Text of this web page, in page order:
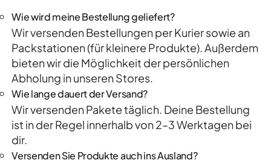
Wie wird meine Bestellung geliefert?
Wir versenden Bestellungen per Kurier sowie an
Packstationen (für kleinere Produkte). Außerdem
bieten wir die Möglichkeit der persönlichen
Abholung in unseren Stores.
Wie lange dauert der Versand?
Wir versenden Pakete täglich. Deine Bestellung
ist in der Regel innerhalb von 2–3 Werktagen bei
dir.
Versenden Sie Produkte auch ins Ausland?